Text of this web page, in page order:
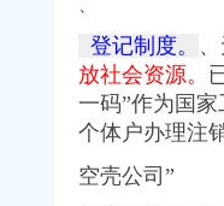
登记制度。
放社会资源。
一码”作为国
个体户办理注
空壳公司”